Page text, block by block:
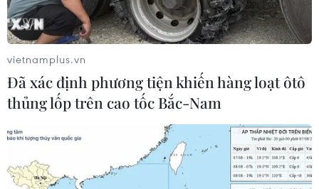
vietnamplus.vn
Đã xác định phương tiện khiến hàng loạt ôtô
thủng lốp trên cao tốc Bắc-Nam